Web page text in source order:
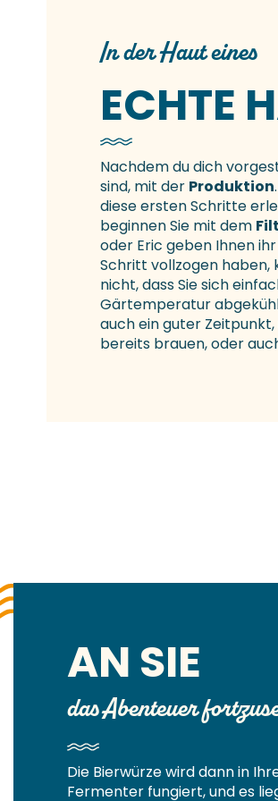
In der Haut eines
ECHTE
Nachdem du dich
sind, mit der Produktion
diese ersten Schritte
beginnen Sie mit dem
oder Eric geben Ihnen
Schritt vollzogen haben,
nicht, dass Sie sich
Gärtemperatur
auch ein guter
bereits brauen, oder
AN SIE
das Abenteuer
Die Bierwürze wird dann in
Fermenter fungiert, und es